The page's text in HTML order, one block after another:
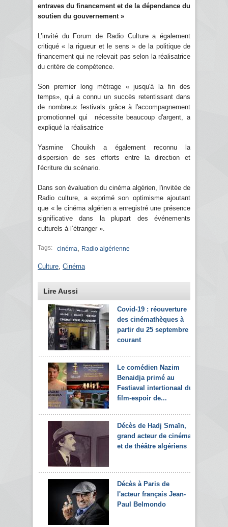
entraves du financement et de la dépendance du
soutien du gouvernement »
L’invité du Forum de Radio Culture a également
critiqué « la rigueur et le sens » de la politique de
financement qui ne relevait pas selon la réalisatrice
du critère de compétence.
Son premier long métrage « jusqu'à la fin des
temps», qui a connu un succès retentissant dans
de nombreux festivals grâce à l'accompagnement
promotionnel qui nécessite beaucoup d'argent, a
expliqué la réalisatrice
Yasmine Chouikh a également reconnu la
dispersion de ses efforts entre la direction et
l'écriture du scénario.
Dans son évaluation du cinéma algérien, l'invitée de
Radio culture, a exprimé son optimisme ajoutant
que « le cinéma algérien a enregistré une présence
significative dans la plupart des événements
culturels à l’étranger ».
Tags: cinéma Radio algérienne
Culture Cinéma
Lire Aussi
Covid-19 : réouverture
des cinémathèques à
partir du 25 septembre
courant
Le comédien Nazim
Benaidja primé au
Festiaval intertionaal du
film-espoir de...
Décès de Hadj Smaïn,
grand acteur de cinéma
et de théâtre algériens
Décès à Paris de
l'acteur français Jean-
Paul Belmondo